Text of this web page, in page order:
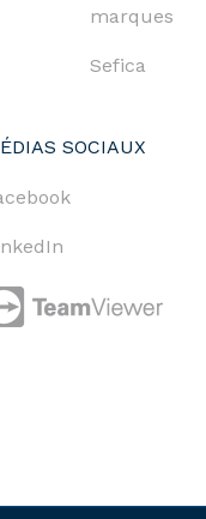
marques
Sefica
SOCIAUX